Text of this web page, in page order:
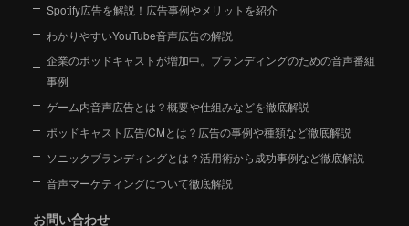
Spotify広告を解説！広告事例やメリットを紹介
わかりやすいYouTube音声広告の解説
企業のポッドキャストが増加中。ブランディングのための音声番組
事例
ゲーム内音声広告とは？概要や仕組みなどを徹底解説
ポッドキャスト広告/CMとは？広告の事例や種類など徹底解説
ソニックブランディングとは？活用術から成功事例など徹底解説
音声マーケティングについて徹底解説
お問い合わせ